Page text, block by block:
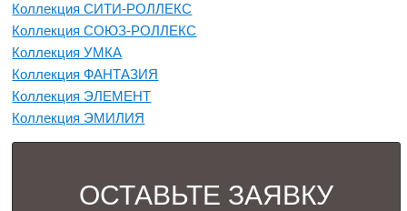
Коллекция СИТИ-РОЛЛЕКС
Коллекция СОЮЗ-РОЛЛЕКС
Коллекция УМКА
Коллекция ФАНТАЗИЯ
Коллекция ЭЛЕМЕНТ
Коллекция ЭМИЛИЯ
ОСТАВЬТЕ ЗАЯВКУ